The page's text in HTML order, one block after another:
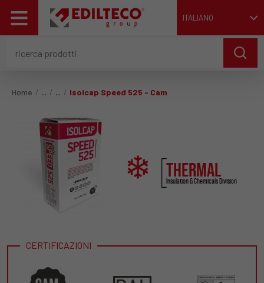
ITALIANO
Home Isolcap Speed 525 - Cam
THERMAL
Insulation & Chemicals Division
CERTIFICAZIONI